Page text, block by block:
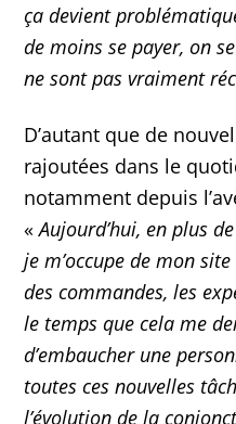
ça devient
de moins se payer, on
ne sont pas vraiment
D’autant que de
rajoutées dans le
notamment depuis
«Aujourd’hui, en plus
je m’occupe de mon
des commandes, les
le temps que cela me
d’embaucher une
toutes ces nouvelles
l’évolution de la